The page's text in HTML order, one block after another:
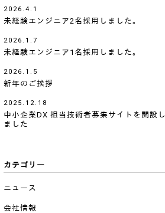
2026.4.1
未経験エンジニア2名採用しました。
2026.1.7
未経験エンジニア1名採用しました。
2026.1.5
新年のご挨拶
2025.12.18
中小企業DX 担当技術者募集サイトを開設し
ました
カテゴリー
ニュース
会社情報